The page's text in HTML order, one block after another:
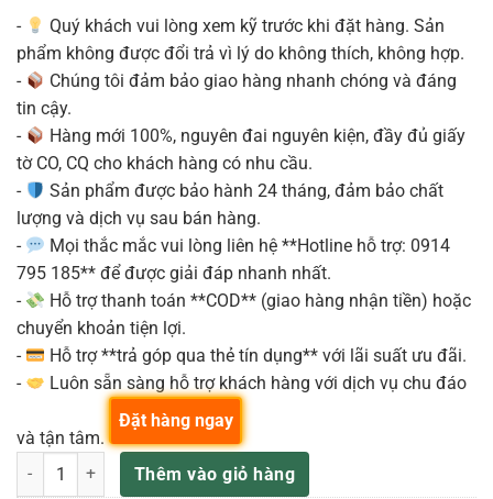
-
Quý khách vui lòng xem kỹ trước khi đặt hàng. Sản
phẩm không được đổi trả vì lý do không thích, không hợp.
-
Chúng tôi đảm bảo giao hàng nhanh chóng và đáng
tin cậy.
-
Hàng mới 100%, nguyên đai nguyên kiện, đầy đủ giấy
tờ CO, CQ cho khách hàng có nhu cầu.
-
Sản phẩm được bảo hành 24 tháng, đảm bảo chất
lượng và dịch vụ sau bán hàng.
-
Mọi thắc mắc vui lòng liên hệ **Hotline hỗ trợ: 0914
795 185** để được giải đáp nhanh nhất.
-
Hỗ trợ thanh toán **COD** (giao hàng nhận tiền) hoặc
chuyển khoản tiện lợi.
-
Hỗ trợ **trả góp qua thẻ tín dụng** với lãi suất ưu đãi.
-
Luôn sẵn sàng hỗ trợ khách hàng với dịch vụ chu đáo
và tận tâm.
Đàn Guitar Acoustic Điện PRS SE A50E Angelus hollow body màu
Thêm vào giỏ hàng
Đặt hàng ngay